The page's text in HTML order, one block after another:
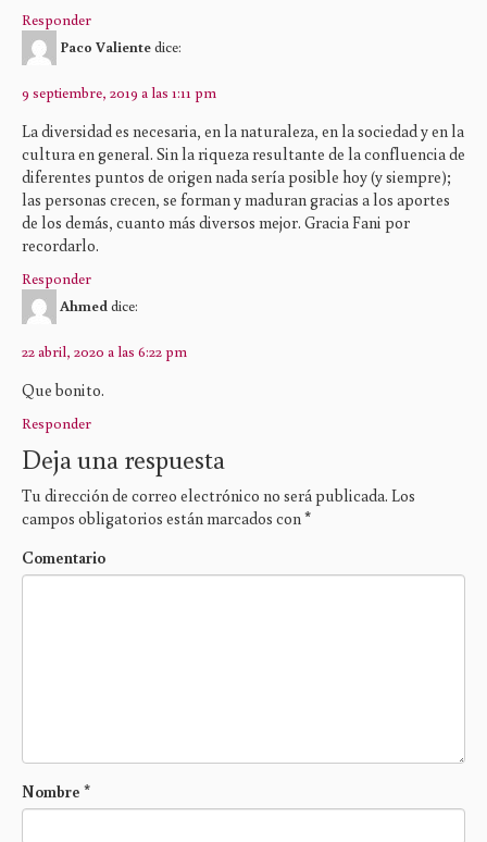
Responder
Paco Valientedice:
9 septiembre, 2019 a las 1:11 pm
La diversidad es necesaria, en la naturaleza, en la sociedad y en la
cultura en general. Sin la riqueza resultante de la confluencia de
diferentes puntos de origen nada sería posible hoy (y siempre);
las personas crecen, se forman y maduran gracias a los aportes
de los demás, cuanto más diversos mejor. Gracia Fani por
recordarlo.
Responder
Ahmed dice:
22 abril, 2020 a las 6:22 pm
Que bonito.
Responder
Deja una respuesta
Tu dirección de correo electrónico no será publicada. Los
campos obligatorios están marcados con *
Comentario
Nombre *